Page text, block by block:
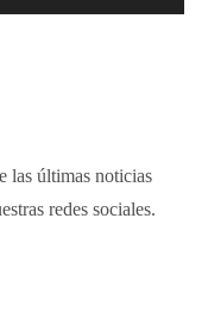
las últimas noticias
redes sociales.